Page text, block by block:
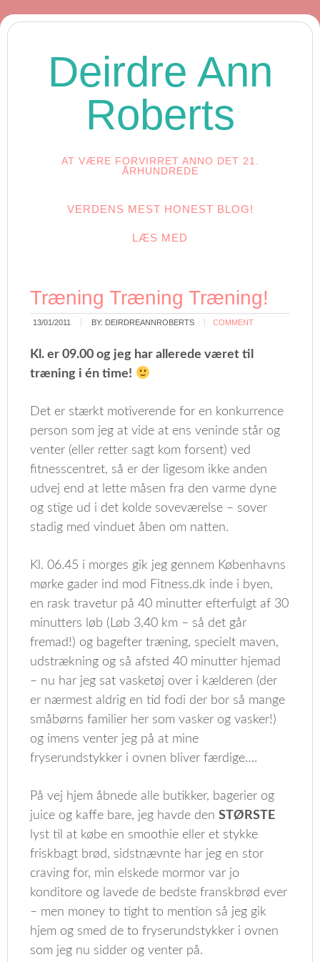
Deirdre Ann
Roberts
AT VÆRE FORVIRRET ANNO DET 21.
ÅRHUNDREDE
VERDENS MEST HONEST BLOG!
LÆS MED
Træning Træning Træning!
13/01/2011 BY: DEIRDREANNROBERTS COMMENT
Kl. er 09.00 og jeg har allerede været til
træning i én time!
Det er stærkt motiverende for en konkurrence
person som jeg at vide at ens veninde står og
venter (eller retter sagt kom forsent) ved
fitnesscentret, så er der ligesom ikke anden
udvej end at lette måsen fra den varme dyne
og stige ud i det kolde soveværelse – sover
stadig med vinduet åben om natten.
Kl. 06.45 i morges gik jeg gennem Københavns
mørke gader ind mod Fitness.dk inde i byen,
en rask travetur på 40 minutter efterfulgt af 30
minutters løb (Løb 3,40 km – så det går
fremad!) og bagefter træning, specielt maven,
udstrækning og så afsted 40 minutter hjemad
– nu har jeg sat vasketøj over i kælderen (der
er nærmest aldrig en tid fodi der bor så mange
småbørns familier her som vasker og vasker!)
og imens venter jeg på at mine
fryserundstykker i ovnen bliver færdige….
På vej hjem åbnede alle butikker, bagerier og
juice og kaffe bare, jeg havde denSTØRSTE
lyst til at købe en smoothie eller et stykke
friskbagt brød, sidstnævnte har jeg en stor
craving for, min elskede mormor var jo
konditore og lavede de bedste franskbrød ever
– men money to tight to mention så jeg gik
hjem og smed de to fryserundstykker i ovnen
som jeg nu sidder og venter på.